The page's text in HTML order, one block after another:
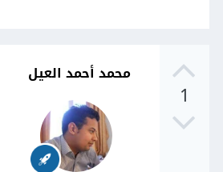
1
محمد أحمد العيل